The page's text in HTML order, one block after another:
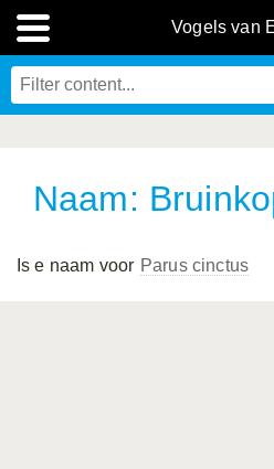
Vogels van
Naam:
Is e naam voor Parus cinctus